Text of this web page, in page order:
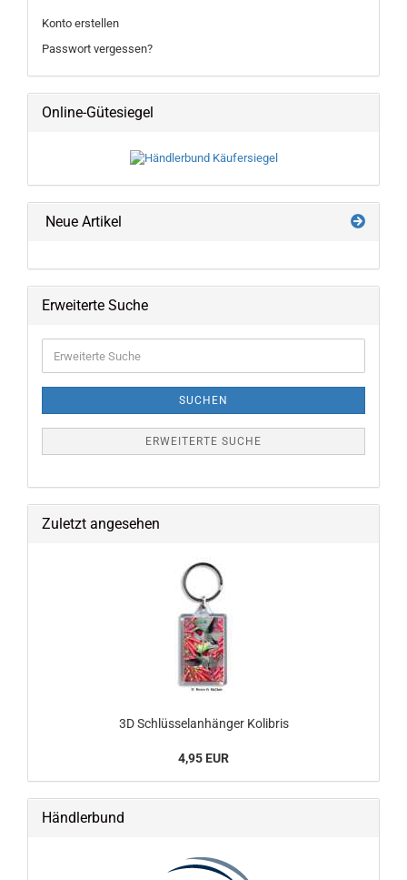
Konto erstellen
Passwort vergessen?
Online-Gütesiegel
Neue Artikel
Erweiterte Suche
Suche
SUCHEN
ERWEITERTE SUCHE
Zuletzt angesehen
3D Schlüsselanhänger Kolibris
4,95 EUR
Händlerbund